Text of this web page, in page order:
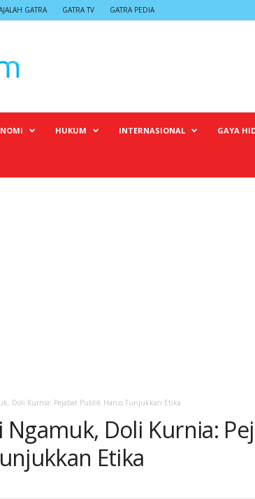
GATRA GATRA TV GATRA PEDIA
HUKUM INTERNASIONAL GAYA
Doli Kurnia: Pejabat Publik Harus Tunjukkan Etika
Doli Kurnia:
Etika